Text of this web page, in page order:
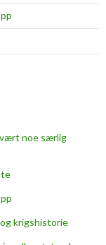
vært noe særlig
krigshistorie